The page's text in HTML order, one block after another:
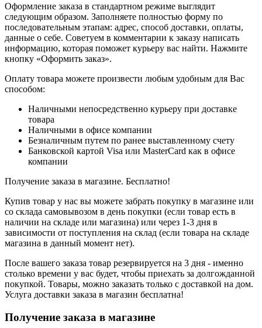
Оформление заказа в стандартном режиме выглядит
следующим образом. Заполняете полностью форму по
последовательным этапам: адрес, способ доставки, оплаты,
данные о себе. Советуем в комментарии к заказу написать
информацию, которая поможет курьеру вас найти. Нажмите
кнопку «Оформить заказ».
Оплату товара можете произвести любым удобным для Вас
способом:
Наличными непосредственно курьеру при доставке
товара
Наличными в офисе компании
Безналичным путем по ранее выставленному счету
Банковской картой Visa или MasterCard как в офисе
компании
Получение заказа в магазине. Бесплатно!
Купив товар у нас вы можете забрать покупку в магазине или
со склада самовывозом в день покупки (если товар есть в
наличии на складе или магазина) или через 1-3 дня в
зависимости от поступления на склад (если товара на складе
магазина в данный момент нет).
После вашего заказа товар резервируется на 3 дня - именно
столько времени у вас будет, чтобы приехать за долгожданной
покупкой. Товары, можно заказать только с доставкой на дом.
Услуга доставки заказа в магазин бесплатна!
Получение заказа в магазине